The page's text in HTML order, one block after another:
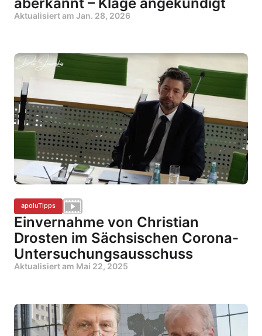
Aktualisiert am Jan. 28, 2026
apoluTipps
Einvernahme von Christian
Drosten im Sächsischen Corona-
Untersuchungsausschuss
Aktualisiert am Mai 22, 2025